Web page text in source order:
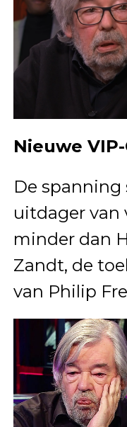
Nieuwe
De
uitdager van
minder dan
Zandt, de
van Philip